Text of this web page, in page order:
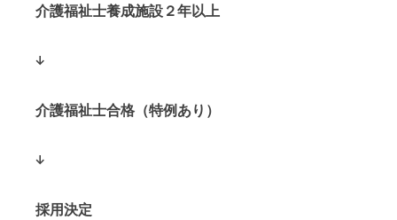
介護福祉士養成施設２年以上
↓
介護福祉士合格（特例あり）
↓
採用決定